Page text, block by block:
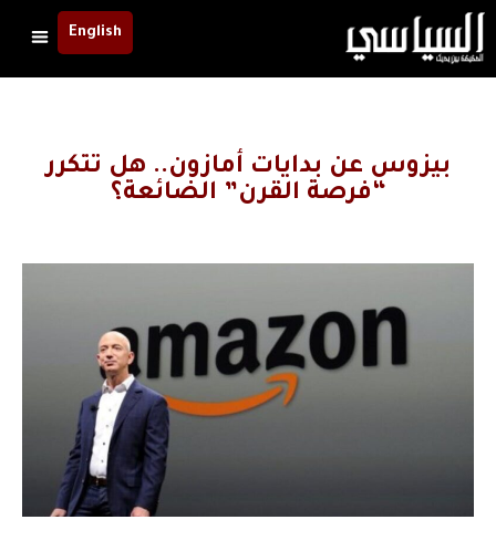
English
بيزوس عن بدايات أمازون.. هل تتكرر
“فرصة القرن” الضائعة؟